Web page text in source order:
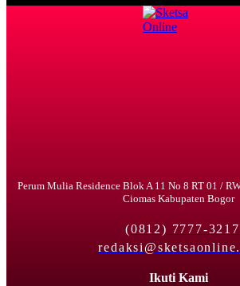
Perum Mulia Residence Blok A 11 No 8 RT 01 /
Ciomas Kabupaten Bogor
(0812) 7777-3217
Ikuti Kami